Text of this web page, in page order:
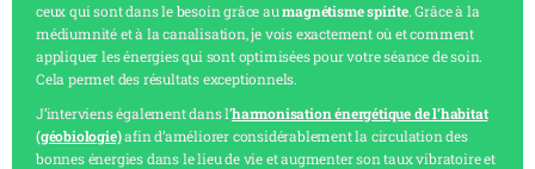
ceux qui sont dans le besoin grâce aumagnétisme spirite. Grâce à la
médiumnité et à la canalisation, je vois exactement où et comment
appliquer les énergies qui sont optimisées pour votre séance de soin.
Cela permet des résultats exceptionnels.
J’interviens également dans l’harmonisation énergétique de l’habitat
(géobiologie)afin d’améliorer considérablement la circulation des
bonnes énergies dans le lieu de vie et augmenter son taux vibratoire et